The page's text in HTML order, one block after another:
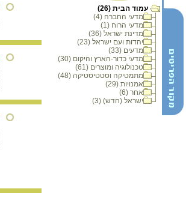
עמוד הבית (26)
מדעי החברה (4)
מדעי הרוח (1)
מדינת ישראל (36)
יהדות ועם ישראל (23)
מדעים (33)
מדעי כדור-הארץ והיקום (30)
טכנולוגיה ומוצרים (61)
מתמטיקה וסטטיסטיקה (48)
אמנויות (29)
אחר (6)
ישראל (חדש) (3)